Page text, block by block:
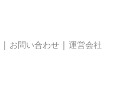
| お問い合わせ | 運営会社